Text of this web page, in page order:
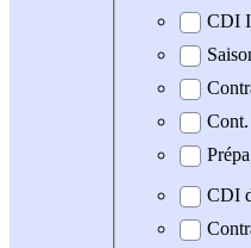
CDI
CDI